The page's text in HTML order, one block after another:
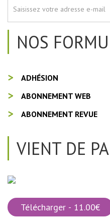
NOS
ADHÉSION
ABONNEMENT WEB
ABONNEMENT REVUE
VIENT DE
Télécharger - 11.00€